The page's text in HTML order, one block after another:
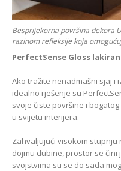
Besprijekorna površina dekora
razinom refleksije koja
PerfectSense Gloss
Ako tražite nenadmašni sjaj i
idealno rješenje su
svoje čiste površine i
u svijetu interijera.
Zahvaljujući visokom
dojmu dubine, prostor se čini
svojstvima su se do sada